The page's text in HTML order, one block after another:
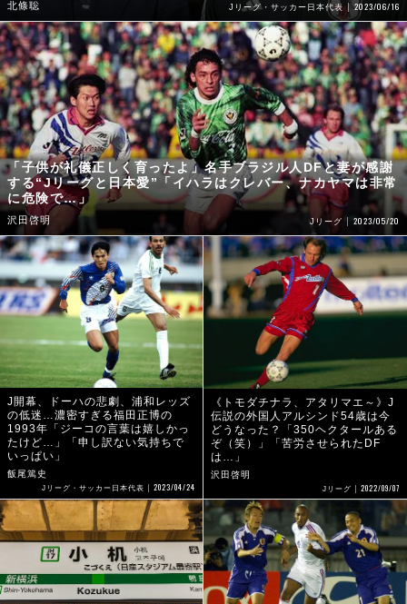
北條聡 Jリーグ・サッカー日本代表 2023/06/16
「子供が礼儀正しく育ったよ」名手ブラジル人DFと妻が感謝
する“Jリーグと日本愛”「イハラはクレバー、ナカヤマは非常
に危険で…」
沢田啓明 Jリーグ 2023/05/20
J開幕、ドーハの悲劇、浦和レッズ
の低迷…濃密すぎる福田正博の
1993年「ジーコの言葉は嬉しかっ
たけど…」「申し訳ない気持ちで
いっぱい」
飯尾篤史
Jリーグ・サッカー日本代表 2023/04/24
《トモダチナラ、アタリマエ～》J
伝説の外国人アルシンド54歳は今
どうなった？「350ヘクタールある
ぞ（笑）」「苦労させられたDF
は…」
沢田啓明
Jリーグ 2022/09/07